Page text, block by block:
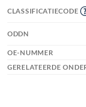
CLASSIFICATIECODE
ODDN
OE-NUMMER
GERELATEERDE